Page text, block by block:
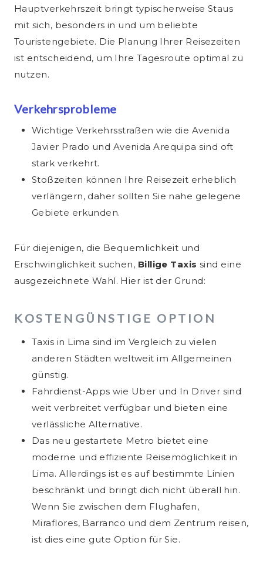
Hauptverkehrszeit bringt typischerweise Staus
mit sich, besonders in und um beliebte
Touristengebiete. Die Planung Ihrer Reisezeiten
ist entscheidend, um Ihre Tagesroute optimal zu
nutzen.
Verkehrsprobleme
Wichtige Verkehrsstraßen wie die Avenida
Javier Prado und Avenida Arequipa sind oft
stark verkehrt.
Stoßzeiten können Ihre Reisezeit erheblich
verlängern, daher sollten Sie nahe gelegene
Gebiete erkunden.
Für diejenigen, die Bequemlichkeit und
Erschwinglichkeit suchen, Billige Taxissind eine
ausgezeichnete Wahl. Hier ist der Grund:
KOSTENGÜNSTIGE OPTION
Taxis in Lima sind im Vergleich zu vielen
anderen Städten weltweit im Allgemeinen
günstig.
Fahrdienst-Apps wie Uber und In Driver sind
weit verbreitet verfügbar und bieten eine
verlässliche Alternative.
Das neu gestartete Metro bietet eine
moderne und effiziente Reisemöglichkeit in
Lima. Allerdings ist es auf bestimmte Linien
beschränkt und bringt dich nicht überall hin.
Wenn Sie zwischen dem Flughafen,
Miraflores, Barranco und dem Zentrum reisen,
ist dies eine gute Option für Sie.